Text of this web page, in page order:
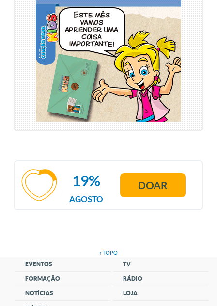
AGOSTO
19% DOAR
↑ TOPO
EVENTOS
FORMAÇÃO
NOTÍCIAS
TV
RÁDIO
LOJA